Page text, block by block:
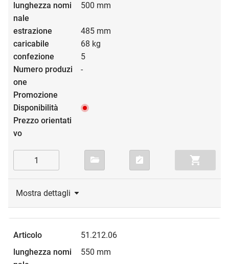
500 mm
485 mm
68 kg
5
-
Mostra dettagli
51.212.06
550 mm